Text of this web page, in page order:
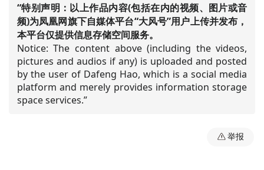
“特别声明：以上作品内容(包括在内的视频、图片或音
频)为凤凰网旗下自媒体平台“大风号”用户上传并发布，
本平台仅提供信息存储空间服务。
Notice: The content above (including the videos,
pictures and audios if any) is uploaded and posted
by the user of Dafeng Hao, which is a social media
platform and merely provides information storage
space services.”
举报